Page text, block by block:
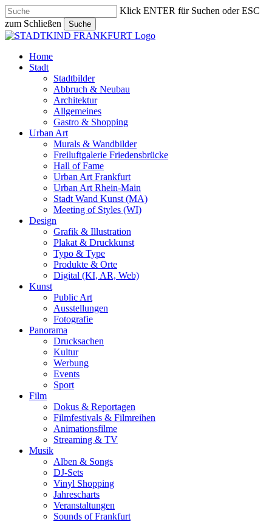
Skip
to
main
content
Klick ENTER für Suchen oder ESC
zum Schließen
Suche
Close
search
Menu
Home
Stadt
Stadtbilder
Abbruch & Neubau
Architektur
Allgemeines
Gastro & Shopping
Urban Art
Murals & Wandbilder
Freiluftgalerie Friedensbrücke
Hall of Fame
Urban Art Frankfurt
Urban Art Rhein-Main
Stadt Wand Kunst (MA)
Meeting of Styles (WI)
Design
Grafik & Illustration
Plakat & Druckkunst
Typo & Type
Produkte & Orte
Digital (KI, AR, Web)
Kunst
Public Art
Ausstellungen
Fotografie
Panorama
Drucksachen
Kultur
Werbung
Events
Sport
Film
Dokus & Reportagen
Filmfestivals & Filmreihen
Animationsfilme
Streaming & TV
Musik
Alben & Songs
DJ-Sets
Vinyl Shopping
Jahrescharts
Veranstaltungen
Sounds of Frankfurt